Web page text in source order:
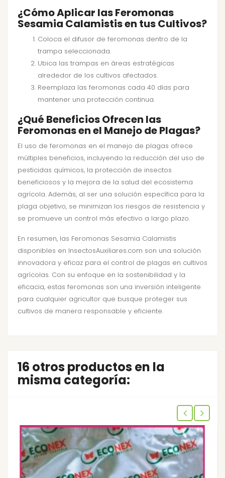
¿Cómo Aplicar las Feromonas
Sesamia Calamistis en tus Cultivos?
Coloca el difusor de feromonas dentro de la
trampa seleccionada.
Ubica las trampas en áreas estratégicas
alrededor de los cultivos afectados.
Reemplaza las feromonas cada 40 días para
mantener una protección continua.
¿Qué Beneficios Ofrecen las
Feromonas en el Manejo de Plagas?
El uso de feromonas en el manejo de plagas ofrece
múltiples beneficios, incluyendo la reducción del uso de
pesticidas químicos, la protección de insectos
beneficiosos y la mejora de la salud del ecosistema
agrícola. Además, al ser una solución específica para la
plaga objetivo, se minimizan los riesgos de resistencia y
se promueve un control más efectivo a largo plazo.
En resumen, las Feromonas Sesamia Calamistis
disponibles en InsectosAuxiliares.com son una solución
innovadora y eficaz para el control de plagas en cultivos
agrícolas. Con su enfoque en la sostenibilidad y la
eficacia, estas feromonas son una inversión inteligente
para cualquier agricultor que busque proteger sus
cultivos de manera responsable y eficiente.
16 otros productos en la
misma categoría: